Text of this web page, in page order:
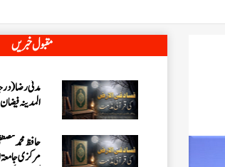
مقبول خبریں
حافظ محمد
مرکزی
ابو برہان
رابعہ
عبدالمقیم